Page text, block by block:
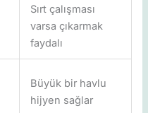
Sırt çalışması
varsa çıkarmak
faydalı
Büyük bir havlu
hijyen sağlar